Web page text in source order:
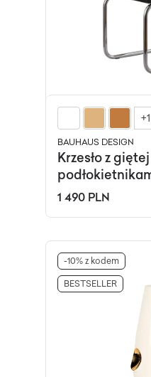
+1
BAUHAUS DESIGN
Krzesło z
M.Breuer,
1 490 PLN
-10% z kodem
BESTSELLER